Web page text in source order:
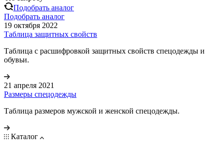
Подобрать аналог
Подобрать аналог
19 октября 2022
Таблица защитных свойств
Таблица с расшифровкой защитных свойств спецодежды и
обувьи.
21 апреля 2021
Размеры спецодежды
Таблица размеров мужской и женской спецодежды.
Каталог